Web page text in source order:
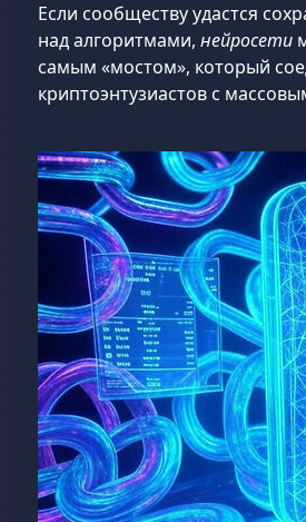
Если сообществу удастся
над алгоритмами, нейросети
самым «мостом», который
криптоэнтузиастов с